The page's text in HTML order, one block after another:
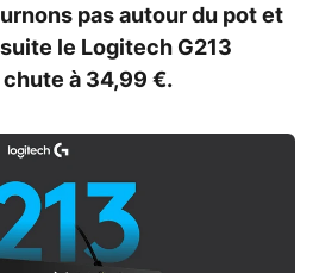
pas autour du pot et
le Logitech G213
à 34,99 €.